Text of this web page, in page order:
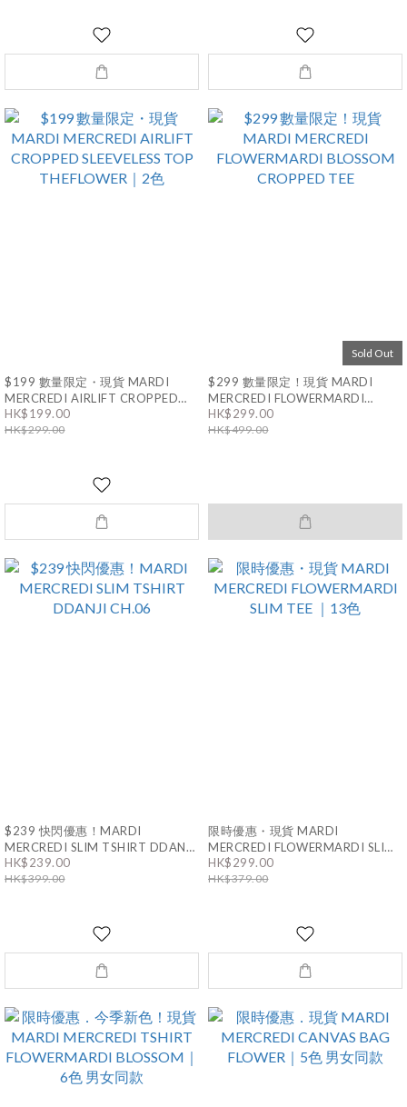
$199 數量限定・現貨 MARDI
MERCREDI AIRLIFT CROPPED
SLEEVELESS TOP THEFLOWER｜2
色
HK$199.00
HK$299.00
Sold Out
$299 數量限定！現貨 MARDI
MERCREDI FLOWERMARDI
BLOSSOM CROPPED TEE
HK$299.00
HK$499.00
$239 快閃優惠！MARDI
MERCREDI SLIM TSHIRT DDANJI
CH.06
HK$239.00
HK$399.00
限時優惠・現貨 MARDI
MERCREDI FLOWERMARDI SLIM
TEE ｜13色
HK$299.00
HK$379.00